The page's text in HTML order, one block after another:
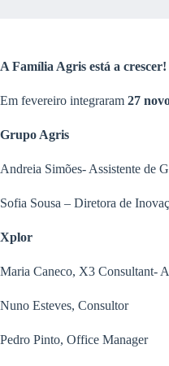
A Família Agris está a crescer!
Em fevereiro integraram 27
Grupo Agris
Andreia Simões- Assistente de
Sofia Sousa – Diretora de
Xplor
Maria Caneco, X3 Consultant-
Nuno Esteves, Consultor
Pedro Pinto, Office Manager